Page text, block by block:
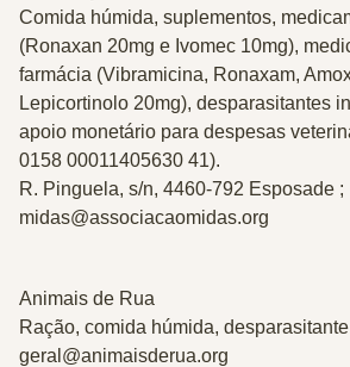
Comida húmida, suplementos,
(Ronaxan 20mg e Ivomec 10mg),
farmácia (Vibramicina, Ronaxam,
Lepicortinolo 20mg), desparasitantes
apoio monetário para despesas
0158 00011405630 41).
R. Pinguela, s/n, 4460-792 Esposade ;
midas@associacaomidas.org
Animais de Rua
Ração, comida húmida,
geral@animaisderua.org